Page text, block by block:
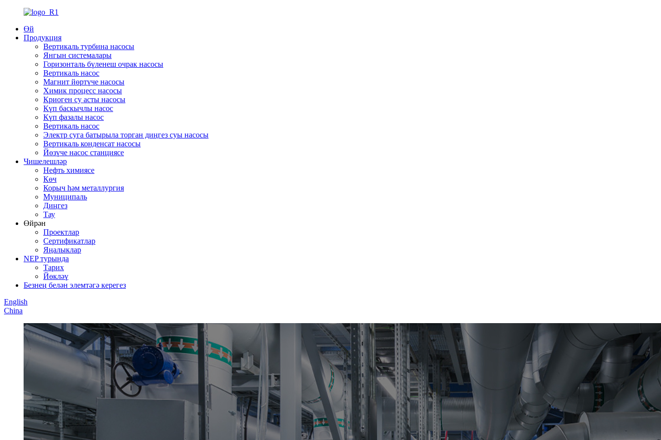
Өй
Продукция
Вертикаль турбина насосы
Янгын системалары
Горизонталь бүленеш очрак насосы
Вертикаль насос
Магнит йөртүче насосы
Химик процесс насосы
Криоген су асты насосы
Күп баскычлы насос
Күп фазалы насос
Вертикаль насос
Электр суга батырыла торган диңгез суы насосы
Вертикаль конденсат насосы
Йөзүче насос станциясе
Чишелешләр
Нефть химиясе
Көч
Корыч һәм металлургия
Муниципаль
Диңгез
Тау
Өйрән
Проектлар
Сертификатлар
Яңалыклар
NEP турында
Тарих
Йөкләү
Безнең белән элемтәгә керегез
English
China